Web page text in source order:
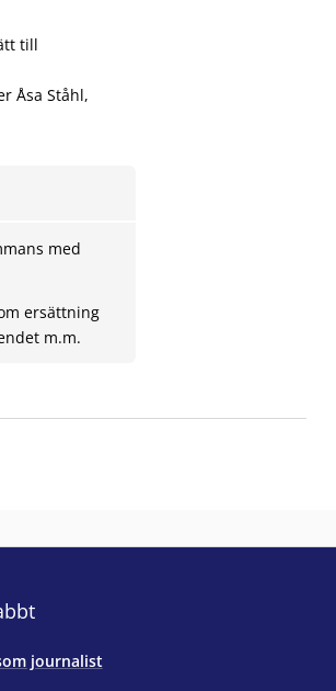
till
Åsa Ståhl,
med
ersättning
m.m.
journalist